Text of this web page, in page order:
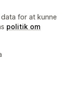
for at kunne
politik om